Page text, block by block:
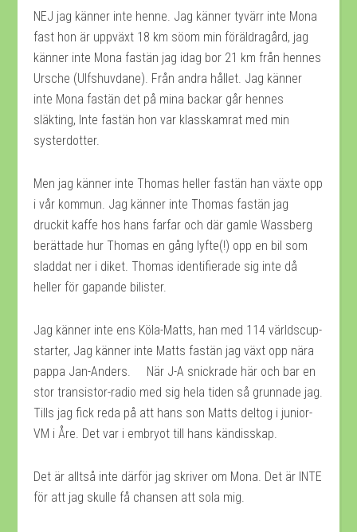
NEJ jag känner inte henne. Jag känner tyvärr inte Mona
fast hon är uppväxt 18 km söom min föräldragård, jag
känner inte Mona fastän jag idag bor 21 km från hennes
Ursche (Ulfshuvdane). Från andra hållet. Jag känner
inte Mona fastän det på mina backar går hennes
släkting, Inte fastän hon var klasskamrat med min
systerdotter.
Men jag känner inte Thomas heller fastän han växte opp
i vår kommun. Jag känner inte Thomas fastän jag
druckit kaffe hos hans farfar och där gamle Wassberg
berättade hur Thomas en gång lyfte(!) opp en bil som
sladdat ner i diket. Thomas identifierade sig inte då
heller för gapande bilister.
Jag känner inte ens Köla-Matts, han med 114 världscup-
starter, Jag känner inte Matts fastän jag växt opp nära
pappa Jan-Anders. När J-A snickrade här och bar en
stor transistor-radio med sig hela tiden så grunnade jag.
Tills jag fick reda på att hans son Matts deltog i junior-
VM i Åre. Det var i embryot till hans kändisskap.
Det är alltså inte därför jag skriver om Mona. Det är INTE
för att jag skulle få chansen att sola mig.